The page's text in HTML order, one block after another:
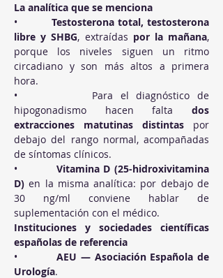
La analítica que se menciona
• Testosterona total, testosterona
libre y SHBG, extraídas por la mañana,
porque los niveles siguen un ritmo
circadiano y son más altos a primera
hora.
•          Para el diagnóstico de
hipogonadismo hacen falta dos
extracciones matutinas distintas por
debajo del rango normal, acompañadas
de síntomas clínicos.
• Vitamina D (25-hidroxivitamina
D) en la misma analítica: por debajo de
30 ng/ml conviene hablar de
suplementación con el médico.
Instituciones y sociedades científicas
españolas de referencia
• AEU — Asociación Española de
Urología.